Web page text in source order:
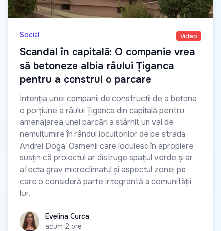
Social Video
Scandal în capitală: O companie vrea
să betoneze albia râului Țiganca
pentru a construi o parcare
Intenția unei companii de construcții de a betona
o porțiune a râului Țiganca din capitală pentru
amenajarea unei parcări a stârnit un val de
nemulțumire în rândul locuitorilor de pe strada
Andrei Doga. Oamenii care locuiesc în apropiere
susțin că proiectul ar distruge spațiul verde și ar
afecta grav microclimatul și aspectul zonei pe
care o consideră parte integrantă a comunității
lor.
Evelina CurcaEvelina Curca
acum 2 ore